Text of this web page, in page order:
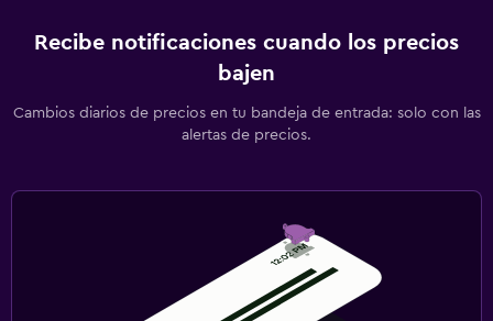
Recibe notificaciones cuando los precios
bajen
Cambios diarios de precios en tu bandeja de entrada: solo con las
alertas de precios.